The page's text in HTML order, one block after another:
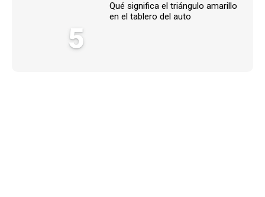
5
Qué significa el triángulo amarillo
en el tablero del auto